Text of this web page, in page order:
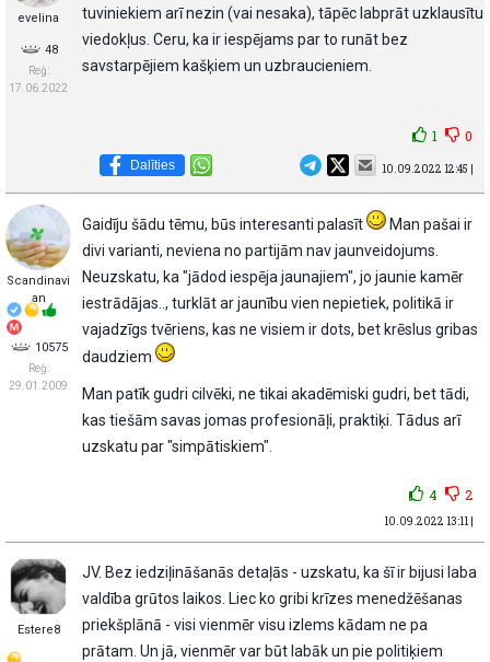
eveIina
48
Reģ:
17.06.2022
tuviniekiem arī nezin (vai nesaka), tāpēc labprāt uzklausītu
viedokļus. Ceru, ka ir iespējams par to runāt bez
savstarpējiem kašķiem un uzbraucieniem.
1 0
Dalīties 10.09.2022 12:45 |
Scandinavi
an
10575
Reģ:
29.01.2009
Gaidīju šādu tēmu, būs interesanti palasīt
Man pašai ir
divi varianti, neviena no partijām nav jaunveidojums.
Neuzskatu, ka "jādod iespēja jaunajiem", jo jaunie kamēr
iestrādājas.., turklāt ar jaunību vien nepietiek, politikā ir
vajadzīgs tvēriens, kas ne visiem ir dots, bet krēslus gribas
daudziem
Man patīk gudri cilvēki, ne tikai akadēmiski gudri, bet tādi,
kas tiešām savas jomas profesionāļi, praktiķi. Tādus arī
uzskatu par "simpātiskiem".
4 2
10.09.2022 13:11 |
Estere8
JV. Bez iedziļināšanās detaļās - uzskatu, ka šī ir bijusi laba
valdība grūtos laikos. Liec ko gribi krīzes menedžēšanas
priekšplānā - visi vienmēr visu izlems kādam ne pa
prātam. Un jā, vienmēr var būt labāk un pie politiķiem